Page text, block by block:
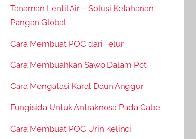
Tanaman Lentil Air – Solusi Ketahanan
Pangan Global
Cara Membuat POC dari Telur
Cara Membuahkan Sawo Dalam Pot
Cara Mengatasi Karat Daun Anggur
Fungisida Untuk Antraknosa Pada Cabe
Cara Membuat POC Urin Kelinci